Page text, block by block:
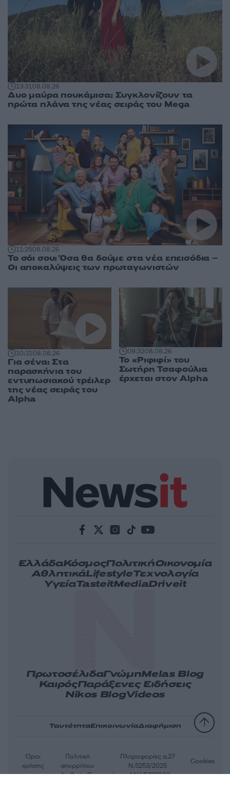
13:3108.08.26
Δυο μαύρα πουκάμισα: Συγκλονίζουν τα
πρώτα πλάνα της νέας σειράς του Mega
11:2508.08.26
Το σόι σου: Όσα θα δούμε στα νέα επεισόδια –
Οι αποκαλύψεις των πρωταγωνιστών
10:3108.08.26
Για σένα: Στα
παρασκήνια του
εντυπωσιακού τρέιλερ
της νέας σειράς του
Alpha
09:3208.08.26
Το «Ριφιφί» του
Σωτήρη Τσαφούλια
έρχεται στον Alpha
ΕλλάδαΚόσμοςΠολιτικήΟικονομία
ΑθλητικάLifestyleΤεχνολογία
ΥγείαTasteitMediaDriveit
ΠρωτοσέλιδαΓνώμηMelas Blog
ΚαιρόςΠαράξενες Ειδήσεις
Nikos BlogVideos
ΤαυτότηταΕπικοινωνίαΔιαφήμιση
Αριθμός Πιστοποίησης Μ.Η.Τ.232163
Όροι
χρήσης
Πολιτική
απορρήτου
Πληροφορίες α.27
Ν.5253/2025
Cookies